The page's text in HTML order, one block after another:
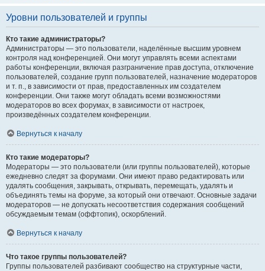
Уровни пользователей и группы
Кто такие администраторы?
Администраторы — это пользователи, наделённые высшим уровнем
контроля над конференцией. Они могут управлять всеми аспектами
работы конференции, включая разграничение прав доступа, отключение
пользователей, создание групп пользователей, назначение модераторов
и т. п., в зависимости от прав, предоставленных им создателем
конференции. Они также могут обладать всеми возможностями
модераторов во всех форумах, в зависимости от настроек,
произведённых создателем конференции.
Вернуться к началу
Кто такие модераторы?
Модераторы — это пользователи (или группы пользователей), которые
ежедневно следят за форумами. Они имеют право редактировать или
удалять сообщения, закрывать, открывать, перемещать, удалять и
объединять темы на форуме, за который они отвечают. Основные задачи
модераторов — не допускать несоответствия содержания сообщений
обсуждаемым темам (оффтопик), оскорблений.
Вернуться к началу
Что такое группы пользователей?
Группы пользователей разбивают сообщество на структурные части,